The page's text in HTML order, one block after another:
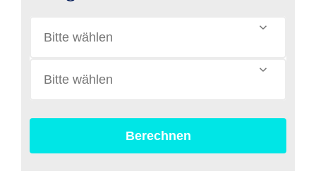
Bitte wählen
Bitte wählen
Berechnen